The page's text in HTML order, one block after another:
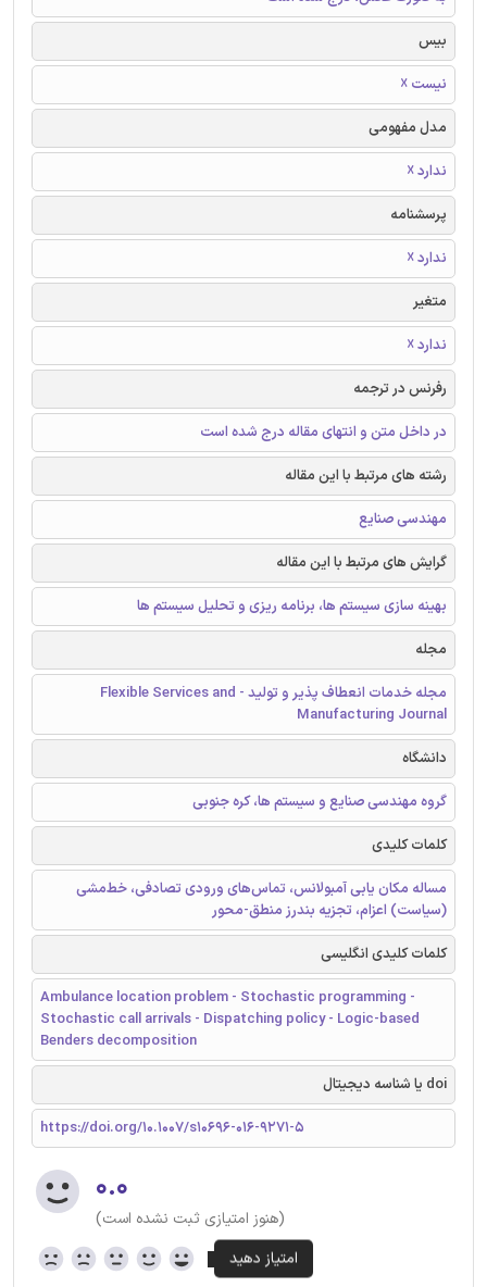
بیس
نیست ☓
مدل مفهومی
ندارد ☓
پرسشنامه
ندارد ☓
متغیر
ندارد ☓
رفرنس در ترجمه
در داخل متن و انتهای مقاله درج شده است
رشته های مرتبط با این مقاله
مهندسی صنایع
گرایش های مرتبط با این مقاله
بهینه سازی سیستم ها، برنامه ریزی و تحلیل سیستم ها
مجله
مجله خدمات انعطاف پذیر و تولید - Flexible Services and
Manufacturing Journal
دانشگاه
گروه مهندسی صنایع و سیستم ها، کره جنوبی
کلمات کلیدی
مساله مکان یابی آمبولانس، تماس‌های ورودی تصادفی، خط‌مشی
(سیاست) اعزام، تجزیه بندرز منطق-محور
کلمات کلیدی انگلیسی
Ambulance location problem - Stochastic programming -
Stochastic call arrivals - Dispatching policy - Logic-based
Benders decomposition
doi یا شناسه دیجیتال
https://doi.org/10.1007/s10696-016-9271-5
۰.۰
(هنوز امتیازی ثبت نشده است)